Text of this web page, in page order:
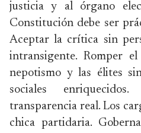
justicia y al órgano
Constitución debe ser
Aceptar la crítica sin
intransigente. Romper
nepotismo y las élites
sociales
transparencia real. Los
chica partidaria.